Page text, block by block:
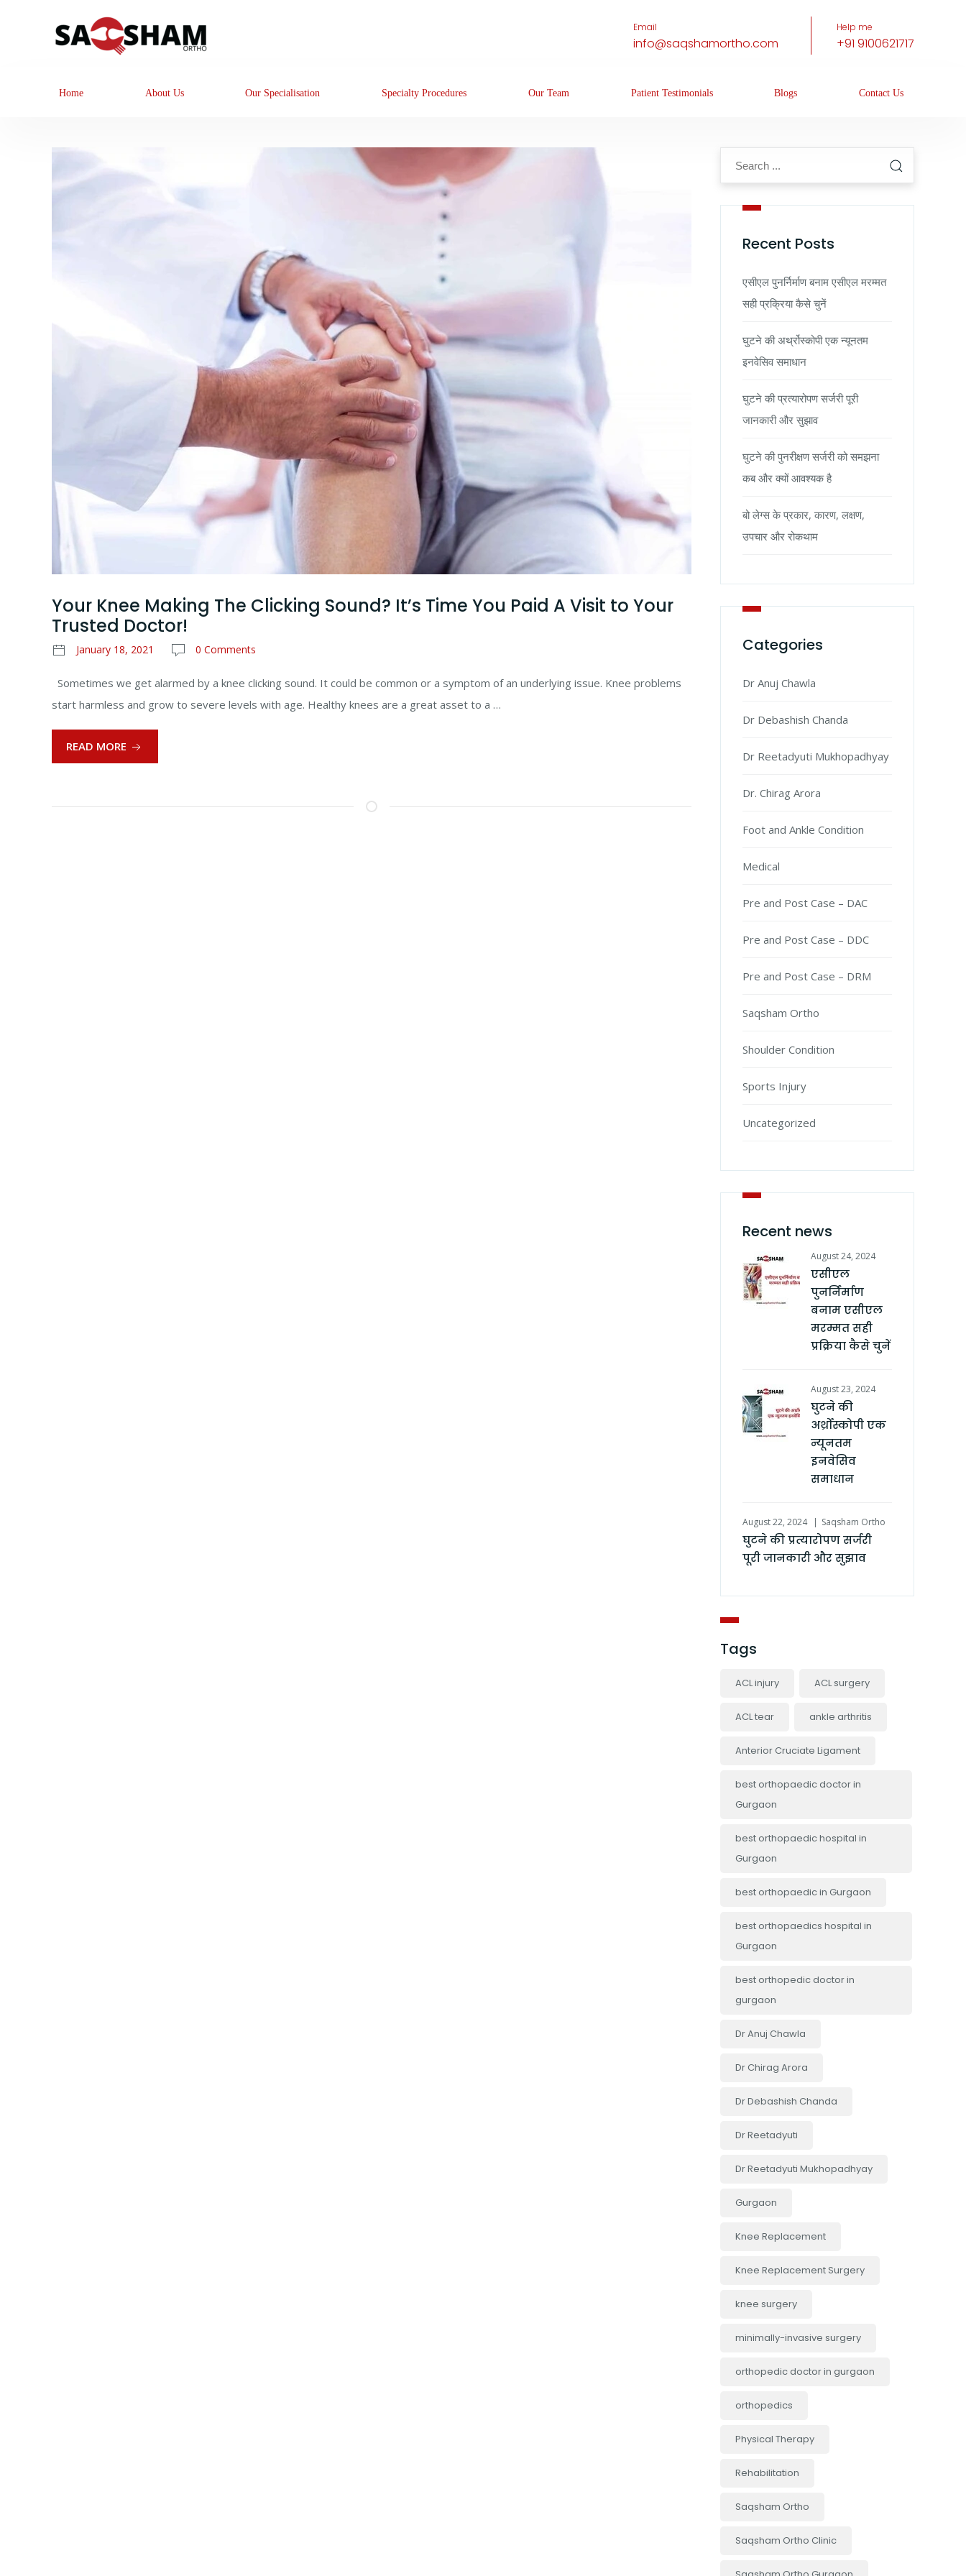
Email
info@saqshamortho.com
Help me
+91 9100621717
Home About Us Our Specialisation Specialty Procedures Our Team Patient Testimonials Blogs Contact Us
Your Knee Making The Clicking Sound? It’s Time You Paid A Visit to Your
Trusted Doctor!
January 18, 2021 0 Comments
Sometimes we get alarmed by a knee clicking sound. It could be common or a symptom of an underlying issue. Knee problems
start harmless and grow to severe levels with age. Healthy knees are a great asset to a …
READ MORE
Recent Posts
एसीएल पुनर्निर्माण बनाम एसीएल मरम्मत
सही प्रक्रिया कैसे चुनें
घुटने की अर्थ्रोस्कोपी एक न्यूनतम
इनवेसिव समाधान
घुटने की प्रत्यारोपण सर्जरी पूरी
जानकारी और सुझाव
घुटने की पुनरीक्षण सर्जरी को समझना
कब और क्यों आवश्यक है
बो लेग्स के प्रकार, कारण, लक्षण,
उपचार और रोकथाम
Categories
Dr Anuj Chawla
Dr Debashish Chanda
Dr Reetadyuti Mukhopadhyay
Dr. Chirag Arora
Foot and Ankle Condition
Medical
Pre and Post Case – DAC
Pre and Post Case – DDC
Pre and Post Case – DRM
Saqsham Ortho
Shoulder Condition
Sports Injury
Uncategorized
Recent news
August 24, 2024
एसीएल
पुनर्निर्माण
बनाम एसीएल
मरम्मत सही
प्रक्रिया कैसे चुनें
August 23, 2024
घुटने की
अर्थ्रोस्कोपी एक
न्यूनतम
इनवेसिव
समाधान
August 22, 2024 Saqsham Ortho
घुटने की प्रत्यारोपण सर्जरी
पूरी जानकारी और सुझाव
Tags
ACL injury ACL surgery
ACL tear ankle arthritis
Anterior Cruciate Ligament
best orthopaedic doctor in
Gurgaon
best orthopaedic hospital in
Gurgaon
best orthopaedic in Gurgaon
best orthopaedics hospital in
Gurgaon
best orthopedic doctor in
gurgaon
Dr Anuj Chawla
Dr Chirag Arora
Dr Debashish Chanda
Dr Reetadyuti
Dr Reetadyuti Mukhopadhyay
Gurgaon
Knee Replacement
Knee Replacement Surgery
knee surgery
minimally-invasive surgery
orthopedic doctor in gurgaon
orthopedics
Physical Therapy
Rehabilitation
Saqsham Ortho
Saqsham Ortho Clinic